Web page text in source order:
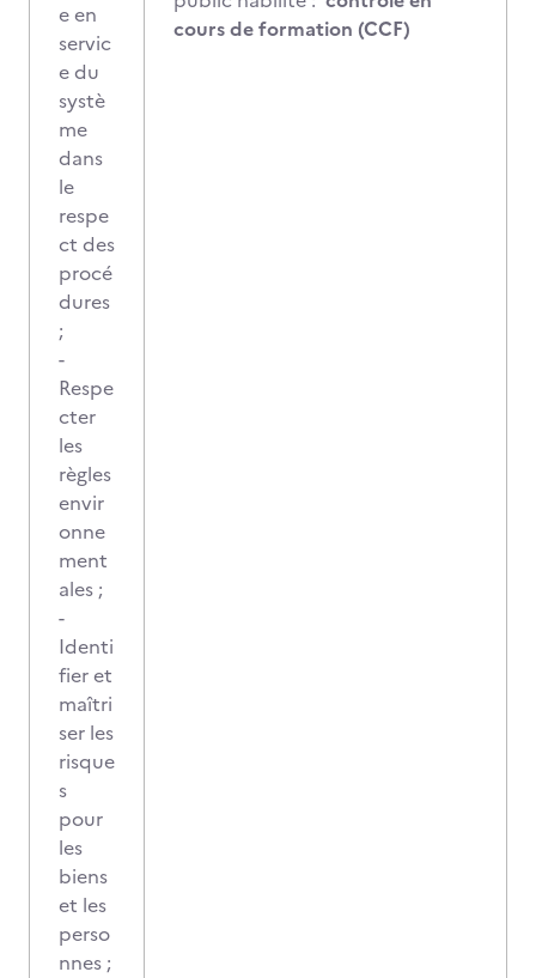
e en
servic
e du
systè
me
dans
le
respe
ct des
procé
dures
;
-
Respe
cter
les
règles
envir
onne
ment
ales ;
-
Identi
fier et
maîtri
ser les
risque
s
pour
les
biens
et les
perso
nnes ;
cours de formation (CCF)